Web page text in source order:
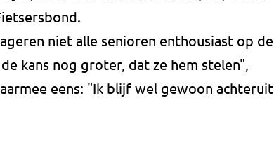
niet alle senioren enthousiast op de
kans nog groter, dat ze hem stelen",
eens: "Ik blijf wel gewoon achteruit